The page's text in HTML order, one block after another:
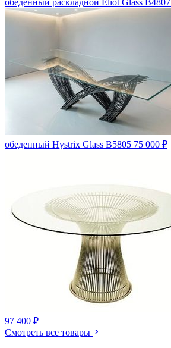
обеденный раскладной Eliot Glass B4807
обеденный Hystrix Glass B5805 75 000 ₽
97 400 ₽
Смотреть все товары